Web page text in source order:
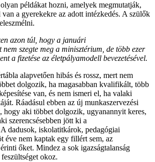
példákat hozni, amelyek megmutatják,
a gyerekekre az adott intézkedés. A szülők
azon túl, hogy a januári
szegte meg a minisztérium, de több ezer
a fizetése az életpályamodell bevezetésével.
alapvetően hibás és rossz, mert nem
dolgozik, ha magasabban kvalifikált, több
van, és nem ismeri el, ha valaki
Ráadásul ebben az új munkaszervezési
hogy aki többet dolgozik, ugyanannyit keres,
szerencsésebben jött ki a
dadusok, iskolatitkárok, pedagógiai
éve nem kaptak egy fillért sem, az
őket. Mindez a sok igazságtalanság
okoz.